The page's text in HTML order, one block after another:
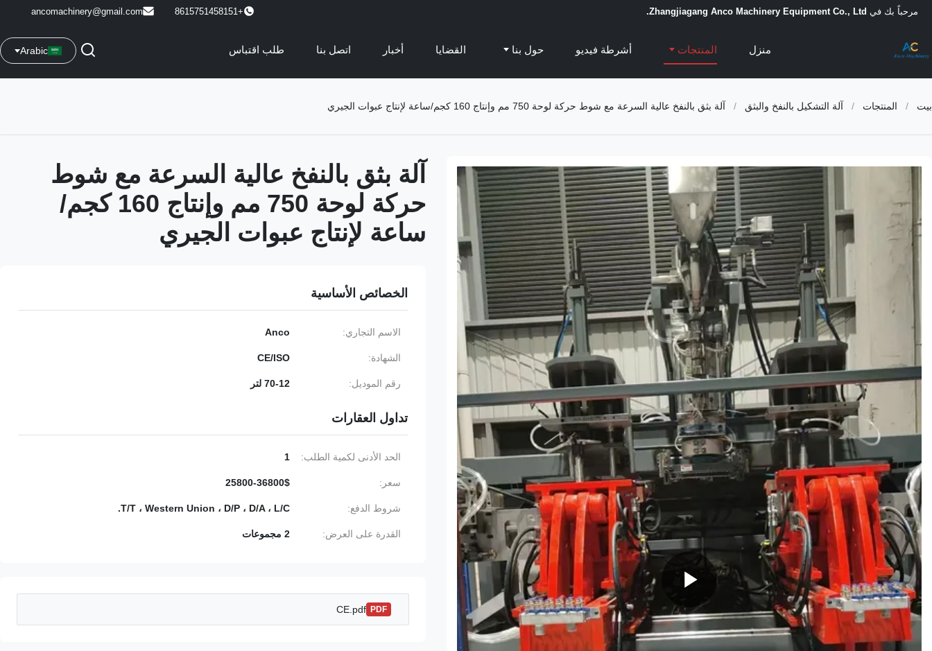
مرحباً بك في Zhangjiagang Anco Machinery Equipment Co., Ltd.
+8615751458151
ancomachinery@gmail.com
منزل المنتجات أشرطة فيديو حول بنا القضايا أخبار اتصل بنا طلب اقتباس Arabic
بيت / المنتجات / آلة التشكيل بالنفخ والبثق / آلة بثق بالنفخ عالية السرعة مع شوط حركة لوحة 750 مم وإنتاج 160 كجم/ساعة لإنتاج عبوات الجيري
آلة بثق بالنفخ عالية السرعة مع شوط
حركة لوحة 750 مم وإنتاج 160 كجم/
ساعة لإنتاج عبوات الجيري
الخصائص الأساسية
الاسم التجاري: Anco
الشهادة: CE/ISO
رقم الموديل: 70-12 لتر
تداول العقارات
الحد الأدنى لكمية الطلب: 1
سعر: 25800-36800$
شروط الدفع: T/T ، Western Union ، D/P ، D/A ، L/C.
القدرة على العرض: 2 مجموعات
PDF
CE.pdf